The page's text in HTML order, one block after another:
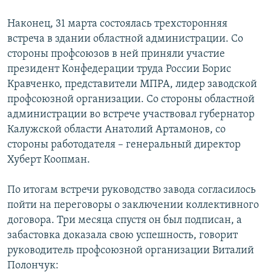
Наконец, 31 марта состоялась трехсторонняя
встреча в здании областной администрации. Со
стороны профсоюзов в ней приняли участие
президент Конфедерации труда России Борис
Кравченко, представители МПРА, лидер заводской
профсоюзной организации. Со стороны областной
администрации во встрече участвовал губернатор
Калужской области Анатолий Артамонов, со
стороны работодателя – генеральный директор
Хуберт Коопман.
По итогам встречи руководство завода согласилось
пойти на переговоры о заключении коллективного
договора. Три месяца спустя он был подписан, а
забастовка доказала свою успешность, говорит
руководитель профсоюзной организации Виталий
Полончук: